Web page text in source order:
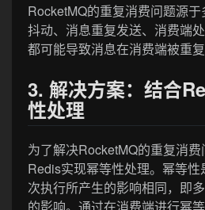
RocketMQ的重复消费问题源
抖动、消息重复发送、消费端
都可能导致消息在消费端被重复
3. 解决方案：结合
性处理
为了解决RocketMQ的重复消
Redis实现幂等性处理。幂等
次执行所产生的影响相同，即
的影响。通过在消费端进行幂